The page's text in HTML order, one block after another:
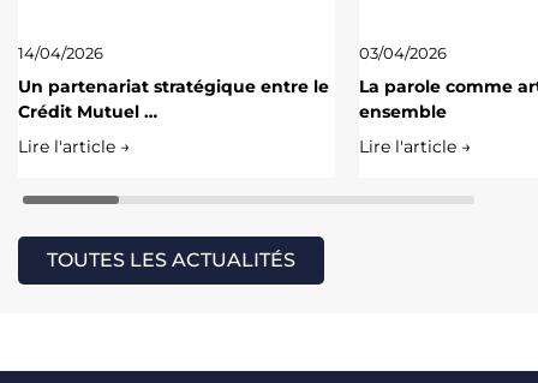
14/04/2026
Un partenariat stratégique entre le
Crédit Mutuel …
Lire l'article →
03/04/2026
La parole comme
ensemble
Lire l'article →
TOUTES LES ACTUALITÉS